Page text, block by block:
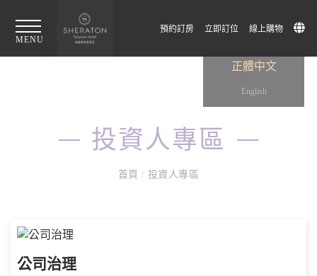
MENU
預約訂房 立即訂位 線上購物
正體中文
English
投資人專區
首頁/ 投資人專區
公司治理